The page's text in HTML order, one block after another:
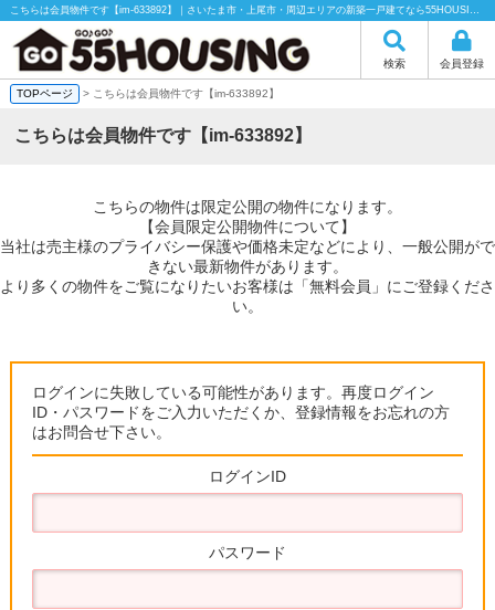
こちらは会員物件です【im-633892】｜さいたま市・上尾市・周辺エリアの新築一戸建てなら55HOUSING（55ハウジング）にお任せください！
検索 会員登録
TOPページ > こちらは会員物件です【im-633892】
こちらは会員物件です【im-633892】
こちらの物件は限定公開の物件になります。
【会員限定公開物件について】
当社は売主様のプライバシー保護や価格未定などにより、一般公開がで
きない最新物件があります。
より多くの物件をご覧になりたいお客様は「無料会員」にご登録くださ
い。
ログインに失敗している可能性があります。再度ログイン
ID・パスワードをご入力いただくか、登録情報をお忘れの方
はお問合せ下さい。
ログインID
パスワード